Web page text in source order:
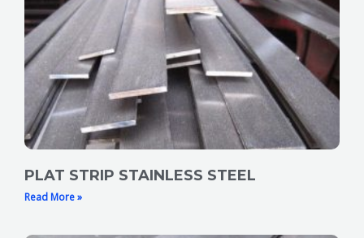
PLAT STRIP STAINLESS STEEL
Read More »